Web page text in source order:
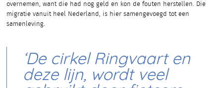
overnemen, want die had nog geld en kon de fouten herstellen. Die
migratie vanuit heel Nederland, is hier samengevoegd tot een
samenleving.
‘De cirkel Ringvaart en
deze lijn, wordt veel